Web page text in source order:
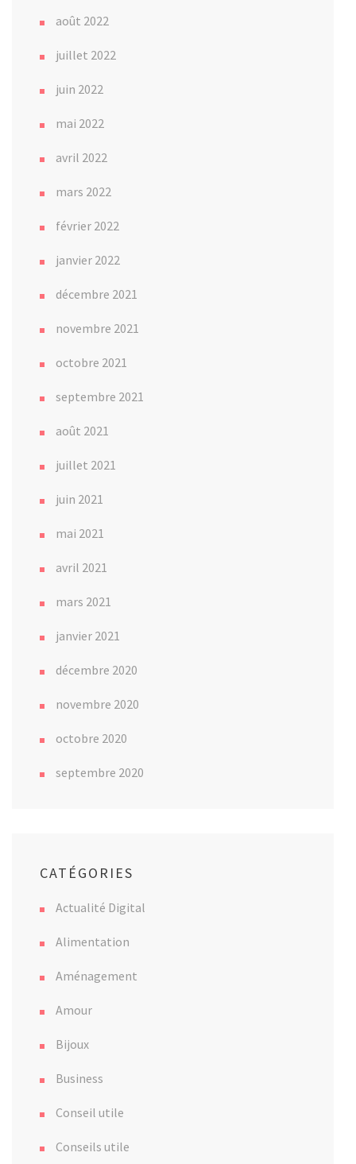
août 2022
juillet 2022
juin 2022
mai 2022
avril 2022
mars 2022
février 2022
janvier 2022
décembre 2021
novembre 2021
octobre 2021
septembre 2021
août 2021
juillet 2021
juin 2021
mai 2021
avril 2021
mars 2021
janvier 2021
décembre 2020
novembre 2020
octobre 2020
septembre 2020
CATÉGORIES
Actualité Digital
Alimentation
Aménagement
Amour
Bijoux
Business
Conseil utile
Conseils utile